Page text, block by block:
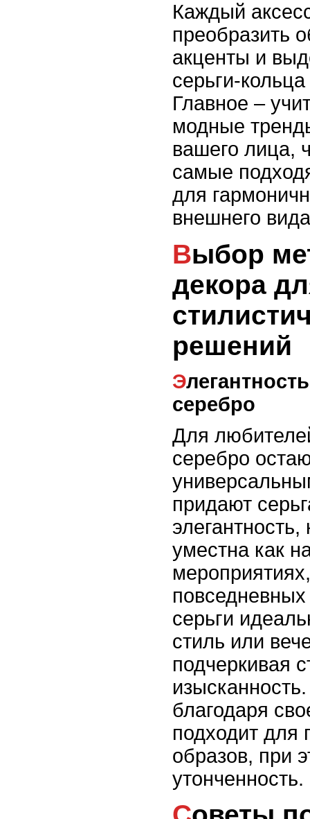
Каждый
преобразить
акценты и
серьги-
Главное –
модные
вашего лица,
самые
для
внешнего
Выбор металла и
декора
решений
Элегантность классики: золото и
серебро
Для
серебро
придают
элегантность,
уместна как
серьги
стиль или
подчеркивая
благодаря
подходит для
образов, при
утонченность.